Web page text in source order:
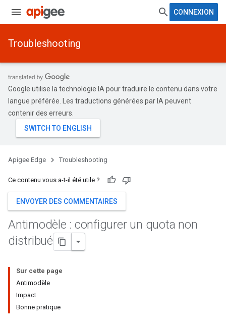
CONNEXION
Troubleshooting
Google utilise la technologie IA pour traduire le contenu dans votre
langue préférée. Les traductions générées par IA peuvent
contenir des erreurs.
Apigee Edge Troubleshooting
Ce contenu vous a-t-il été utile ?
ENVOYER DES COMMENTAIRES
Antimodèle : configurer un quota non
distribué
Sur cette page
Antimodèle
Impact
Bonne pratique